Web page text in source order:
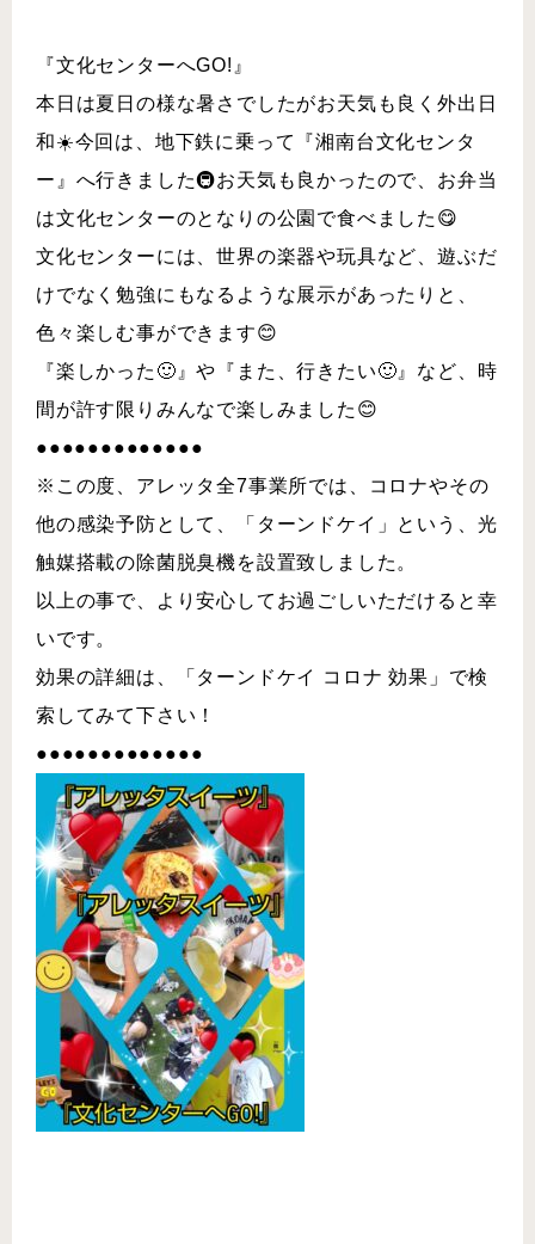
『文化センターへGO!』
本日は夏日の様な暑さでしたがお天気も良く外出日
和☀️今回は、地下鉄に乗って『湘南台文化センタ
ー』へ行きました🚇お天気も良かったので、お弁当
は文化センターのとなりの公園で食べました😋
文化センターには、世界の楽器や玩具など、遊ぶだ
けでなく勉強にもなるような展示があったりと、
色々楽しむ事ができます😊
『楽しかった🙂』や『また、行きたい🙂』など、時
間が許す限りみんなで楽しみました😊
●●●●●●●●●●●●●
※この度、アレッタ全7事業所では、コロナやその
他の感染予防として、「ターンドケイ」という、光
触媒搭載の除菌脱臭機を設置致しました。
以上の事で、より安心してお過ごしいただけると幸
いです。
効果の詳細は、「ターンドケイ コロナ 効果」で検
索してみて下さい！
●●●●●●●●●●●●●